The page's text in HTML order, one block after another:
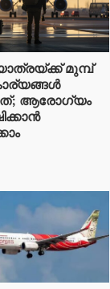
മുമ്പ്
ആരോഗ്യം